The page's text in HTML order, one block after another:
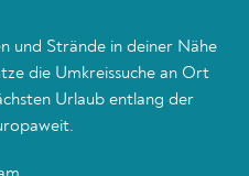
und Strände in deiner Nähe
die Umkreissuche an Ort
Urlaub entlang der